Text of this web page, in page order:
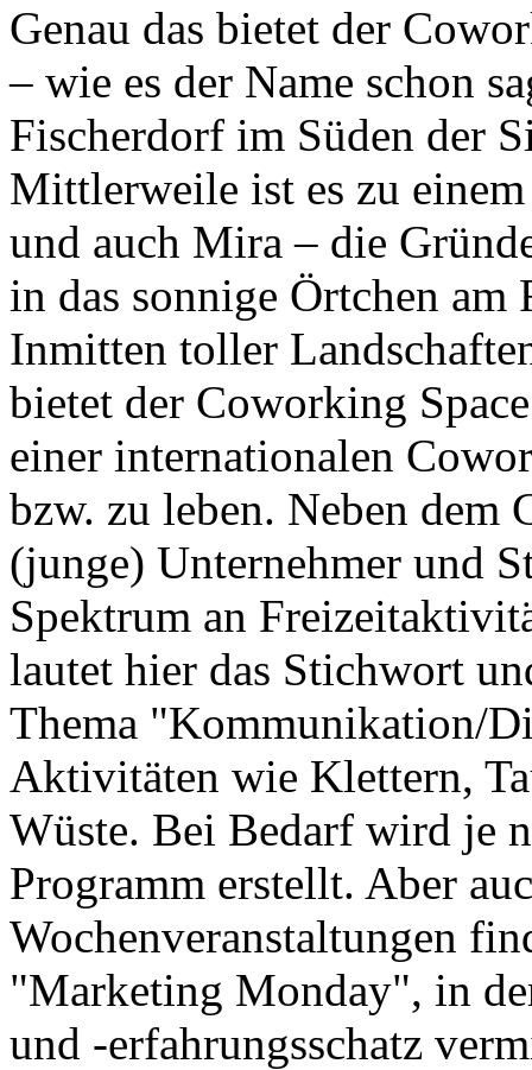
Genau das bietet der
– wie es der Name schon
Fischerdorf im Süden der
Mittlerweile ist es zu
und auch Mira – die
in das sonnige Örtchen am
Inmitten toller
bietet der Coworking
einer internationalen
bzw. zu leben. Neben dem
(junge) Unternehmer und
Spektrum an
lautet hier das Stichwort
Thema "Kommunikation/
Aktivitäten wie Klettern,
Wüste. Bei Bedarf wird je
Programm erstellt. Aber
Wochenveranstaltungen
"Marketing Monday", in
und -erfahrungsschatz